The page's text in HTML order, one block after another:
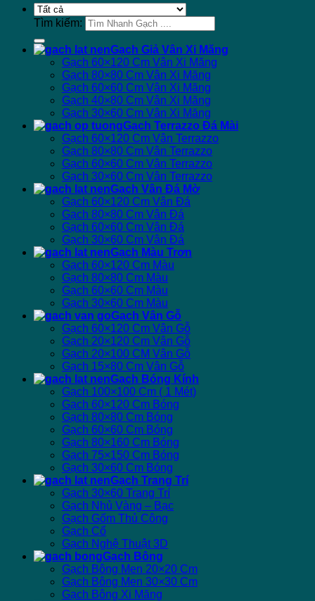
Tìm kiếm:
Gạch Giả Vân Xi Măng
Gạch 60×120 Cm Vân Xi Măng
Gạch 80×80 Cm Vân Xi Măng
Gạch 60×60 Cm Vân Xi Măng
Gạch 40×80 Cm Vân Xi Măng
Gạch 30×60 Cm Vân Xi Măng
Gạch Terrazzo Đá Mài
Gạch 60×120 Cm Vân Terrazzo
Gạch 80×80 Cm Vân Terrazzo
Gạch 60×60 Cm Vân Terrazzo
Gạch 30×60 Cm Vân Terrazzo
Gạch Vân Đá Mờ
Gạch 60×120 Cm Vân Đá
Gạch 80×80 Cm Vân Đá
Gạch 60×60 Cm Vân Đá
Gạch 30×60 Cm Vân Đá
Gạch Màu Trơn
Gạch 60×120 Cm Màu
Gạch 80×80 Cm Màu
Gạch 60×60 Cm Màu
Gạch 30×60 Cm Màu
Gạch Vân Gỗ
Gạch 60×120 Cm Vân Gỗ
Gạch 20×120 Cm Vân Gỗ
Gạch 20×100 CM Vân Gỗ
Gạch 15×80 Cm Vân Gỗ
Gạch Bóng Kính
Gạch 100×100 Cm ( 1 Mét)
Gạch 60×120 Cm Bóng
Gạch 80×80 Cm Bóng
Gạch 60×60 Cm Bóng
Gạch 80×160 Cm Bóng
Gạch 75×150 Cm Bóng
Gạch 30×60 Cm Bóng
Gạch Trang Trí
Gạch 30×60 Trang Trí
Gạch Nhủ Vàng – Bạc
Gạch Gốm Thủ Công
Gạch Cổ
Gạch Nghệ Thuật 3D
Gạch Bông
Gạch Bông Men 20×20 Cm
Gạch Bông Men 30×30 Cm
Gạch Bông Xi Măng